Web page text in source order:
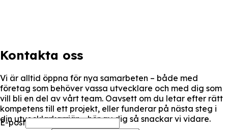
Kontakta oss
Vi är alltid öppna för nya samarbeten – både med
företag som behöver vassa utvecklare och med dig som
vill bli en del av vårt team. Oavsett om du letar efter rätt
kompetens till ett projekt, eller funderar på nästa steg i
din utvecklarkarriär – hör av dig så snackar vi vidare.
E-post